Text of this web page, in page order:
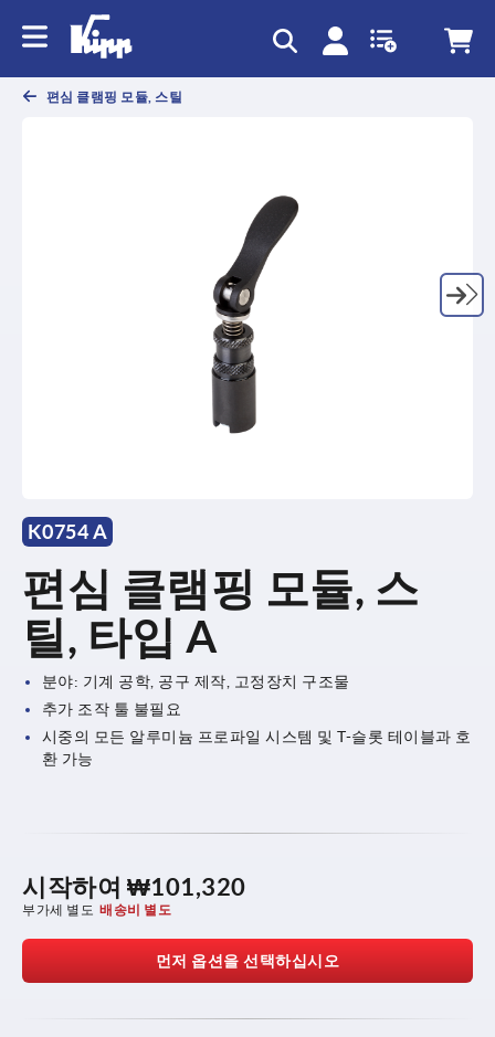
편심 클램핑 모듈, 스틸
K0754 A
편심 클램핑 모듈, 스
틸, 타입 A
분야: 기계 공학, 공구 제작, 고정장치 구조물
추가 조작 툴 불필요
시중의 모든 알루미늄 프로파일 시스템 및 T-슬롯 테이블과 호
환 가능
시작하여 ₩101,320
부가세 별도 배송비 별도
먼저 옵션을 선택하십시오